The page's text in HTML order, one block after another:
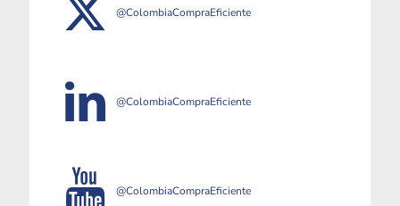
@ColombiaCompraEficiente
@ColombiaCompraEficiente
@ColombiaCompraEficiente